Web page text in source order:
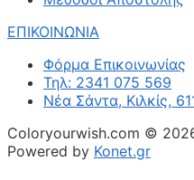
ΕΠΙΚΟΙΝΩΝΙΑ
Φόρμα Επικοινωνίας
Τηλ: 2341 075 569
Νέα Σάντα, Κιλκίς,
Coloryourwish.com ©
Powered by Konet.gr